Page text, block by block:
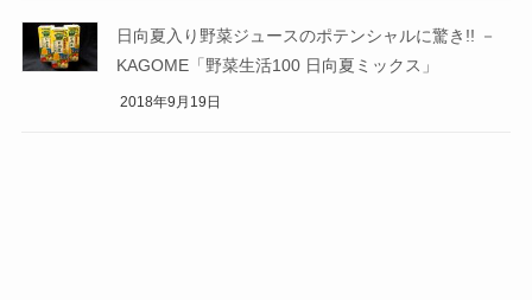
日向夏入り野菜ジュースのポテンシャルに驚き!! －
KAGOME「野菜生活100 日向夏ミックス」
2018年9月19日